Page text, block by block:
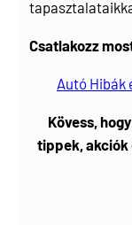
Csatlakozz
Autó Hibák
Kövess,
tippek, akciók